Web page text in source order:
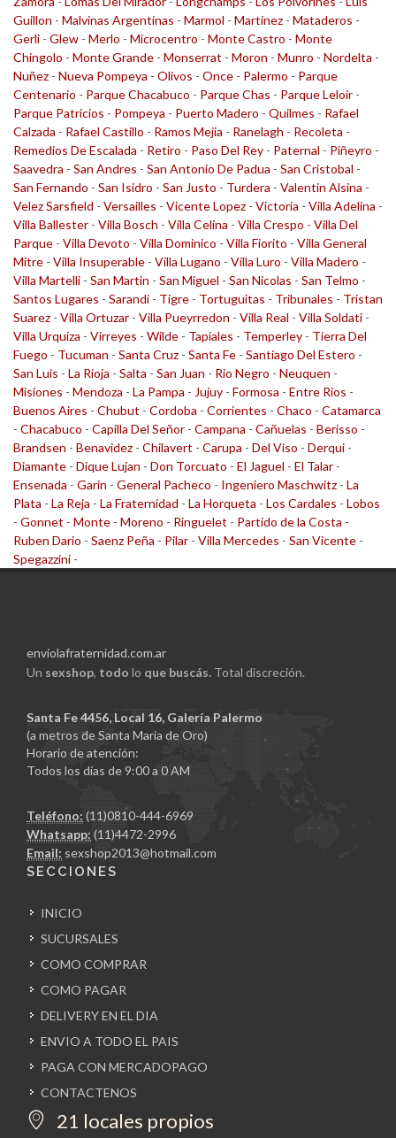
Guillon - Malvinas Argentinas - Marmol - Martinez - Mataderos -
Gerli - Glew - Merlo - Microcentro - Monte Castro - Monte
Chingolo - Monte Grande - Monserrat - Moron - Munro - Nordelta -
Nuñez - Nueva Pompeya - Olivos - Once - Palermo - Parque
Centenario - Parque Chacabuco - Parque Chas - Parque Leloir -
Parque Patricios - Pompeya - Puerto Madero - Quilmes - Rafael
Calzada - Rafael Castillo - Ramos Mejia - Ranelagh - Recoleta -
Remedios De Escalada - Retiro - Paso Del Rey - Paternal - Piñeyro -
Saavedra - San Andres - San Antonio De Padua - San Cristobal -
San Fernando - San Isidro - San Justo - Turdera - Valentin Alsina -
Velez Sarsfield - Versailles - Vicente Lopez - Victoria - Villa Adelina -
Villa Ballester - Villa Bosch - Villa Celina - Villa Crespo - Villa Del
Parque - Villa Devoto - Villa Dominico - Villa Fiorito - Villa General
Mitre - Villa Insuperable - Villa Lugano - Villa Luro - Villa Madero -
Villa Martelli - San Martin - San Miguel - San Nicolas - San Telmo -
Santos Lugares - Sarandi - Tigre - Tortuguitas - Tribunales - Tristan
Suarez - Villa Ortuzar - Villa Pueyrredon - Villa Real - Villa Soldati -
Villa Urquiza - Virreyes - Wilde - Tapiales - Temperley - Tierra Del
Fuego - Tucuman - Santa Cruz - Santa Fe - Santiago Del Estero -
San Luis - La Rioja - Salta - San Juan - Rio Negro - Neuquen -
Misiones - Mendoza - La Pampa - Jujuy - Formosa - Entre Rios -
Buenos Aires - Chubut - Cordoba - Corrientes - Chaco - Catamarca
- Chacabuco - Capilla Del Señor - Campana - Cañuelas - Berisso -
Brandsen - Benavidez - Chilavert - Carupa - Del Viso - Derqui -
Diamante - Dique Lujan - Don Torcuato - El Jaguel - El Talar -
Ensenada - Garin - General Pacheco - Ingeniero Maschwitz - La
Plata - La Reja - La Fraternidad - La Horqueta - Los Cardales - Lobos
- Gonnet - Monte - Moreno - Ringuelet - Partido de la Costa -
Ruben Dario - Saenz Peña - Pilar - Villa Mercedes - San Vicente -
Spegazzini -
enviolafraternidad.com.ar
Un sexshop, todo lo que buscás. Total discreción.
Santa Fe 4456, Local 16, Galería Palermo
(a metros de Santa Maria de Oro)
Horario de atención:
Todos los días de 9:00 a 0 AM
Teléfono: (11)0810-444-6969
Whatsapp: (11)4472-2996
Email: sexshop2013@hotmail.com
SECCIONES
INICIO
SUCURSALES
COMO COMPRAR
COMO PAGAR
DELIVERY EN EL DIA
ENVIO A TODO EL PAIS
PAGA CON MERCADOPAGO
CONTACTENOS
21 locales propios